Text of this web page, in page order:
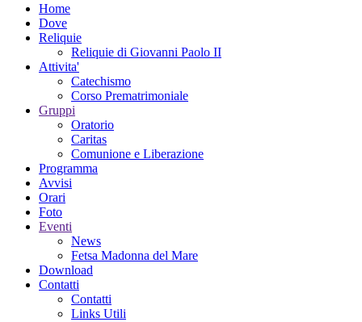
Home
Dove
Reliquie
Reliquie di Giovanni Paolo II
Attivita'
Catechismo
Corso Prematrimoniale
Gruppi
Oratorio
Caritas
Comunione e Liberazione
Programma
Avvisi
Orari
Foto
Eventi
News
Fetsa Madonna del Mare
Download
Contatti
Contatti
Links Utili